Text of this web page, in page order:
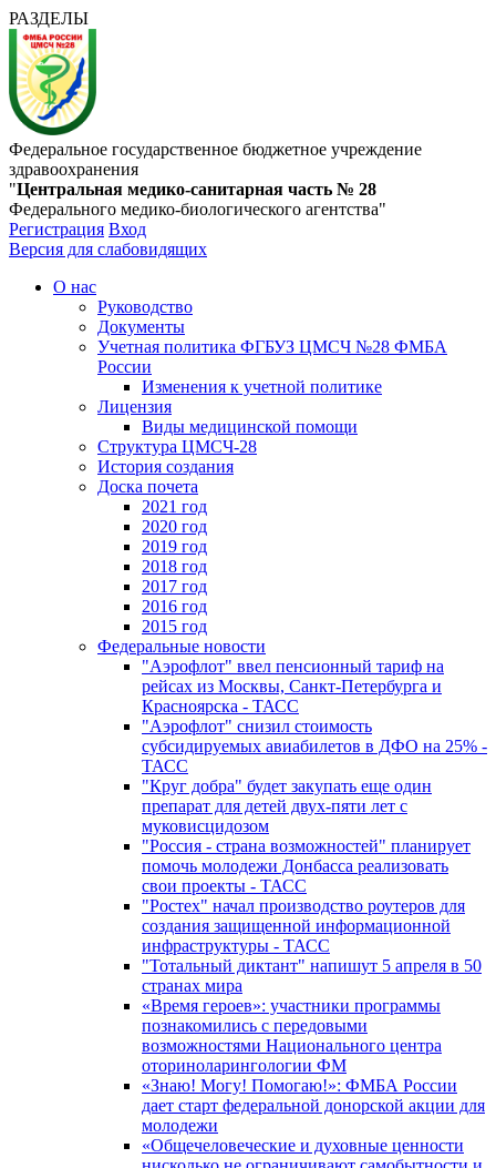
РАЗДЕЛЫ
Федеральное государственное бюджетное учреждение
здравоохранения
"Центральная медико-санитарная часть № 28
Федерального медико-биологического агентства"
Регистрация Вход
Версия для слабовидящих
О нас
Руководство
Документы
Учетная политика ФГБУЗ ЦМСЧ №28 ФМБА
России
Изменения к учетной политике
Лицензия
Виды медицинской помощи
Структура ЦМСЧ-28
История создания
Доска почета
2021 год
2020 год
2019 год
2018 год
2017 год
2016 год
2015 год
Федеральные новости
"Аэрофлот" ввел пенсионный тариф на
рейсах из Москвы, Санкт-Петербурга и
Красноярска - ТАСС
"Аэрофлот" снизил стоимость
субсидируемых авиабилетов в ДФО на 25% -
ТАСС
"Круг добра" будет закупать еще один
препарат для детей двух-пяти лет с
муковисцидозом
"Россия - страна возможностей" планирует
помочь молодежи Донбасса реализовать
свои проекты - ТАСС
"Ростех" начал производство роутеров для
создания защищенной информационной
инфраструктуры - ТАСС
"Тотальный диктант" напишут 5 апреля в 50
странах мира
«Время героев»: участники программы
познакомились с передовыми
возможностями Национального центра
оториноларингологии ФМ
«Знаю! Могу! Помогаю!»: ФМБА России
дает старт федеральной донорской акции для
молодежи
«Общечеловеческие и духовные ценности